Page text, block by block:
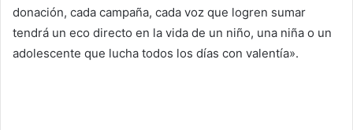
donación, cada campaña, cada voz que logren sumar
tendrá un eco directo en la vida de un niño, una niña o un
adolescente que lucha todos los días con valentía».